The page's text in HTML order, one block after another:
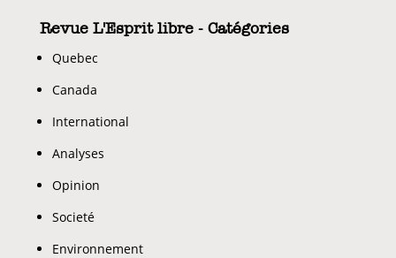
Revue L'Esprit libre - Catégories
Quebec
Canada
International
Analyses
Opinion
Societé
Environnement